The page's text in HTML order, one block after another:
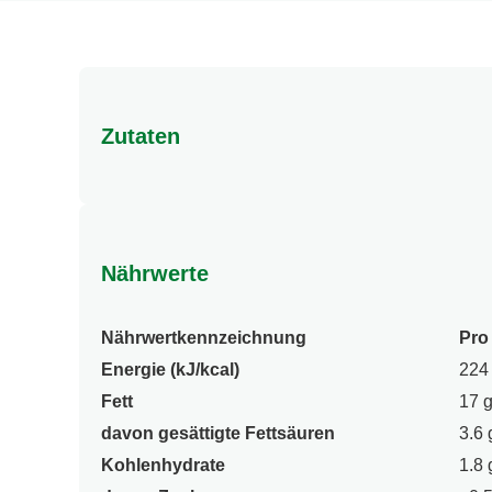
Zutaten
enthalten. ¹Natürliche Zutaten sind mit einem
Nährwerte
Nährwertkennzeichnung Pro
Energie (kJ/kcal)
Fett
17 g
davon gesättigte Fettsäuren
3.6
Kohlenhydrate
1.8